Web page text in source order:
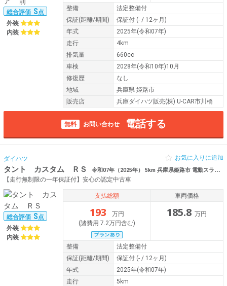
総合評価 S点
外装
内装
整備
法定整備付
保証(距離/期間) 保証付 (- / 12ヶ月)
年式
2025年(令和07年)
走行
4km
排気量
660cc
車検
2028年(令和10年)10月
修復歴
なし
地域
兵庫県 姫路市
販売店
兵庫ダイハツ販売(株) U-CAR市川橋
無料 お問い合わせ 電話する
ダイハツ
タント カスタム ＲＳ 令和07年（2025年） 5km 兵庫県姫路市 電動スライドドア
【走行無制限の一年保証付】安心の認定中古車
お気に入りに追加
総合評価 S点
外装
内装
支払総額
193
万円
(諸費用 7.2万円含む)
車両価格
185.8 万円
整備
法定整備付
保証(距離/期間) 保証付 (- / 12ヶ月)
年式
2025年(令和07年)
走行
5km